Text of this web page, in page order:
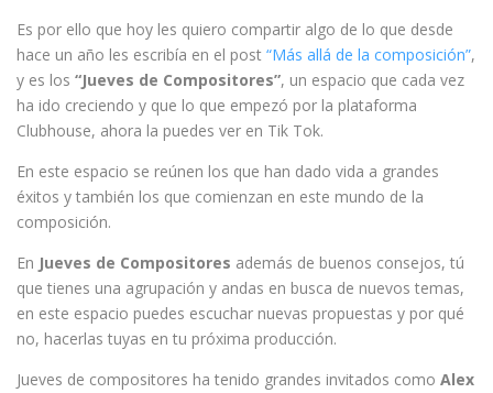
Es por ello que hoy les quiero compartir algo de lo que desde
hace un año les escribía en el post “Más allá de la composición”,
y es los “Jueves de Compositores”, un espacio que cada vez
ha ido creciendo y que lo que empezó por la plataforma
Clubhouse, ahora la puedes ver en Tik Tok.
En este espacio se reúnen los que han dado vida a grandes
éxitos y también los que comienzan en este mundo de la
composición.
En Jueves de Compositores además de buenos consejos, tú
que tienes una agrupación y andas en busca de nuevos temas,
en este espacio puedes escuchar nuevas propuestas y por qué
no, hacerlas tuyas en tu próxima producción.
Jueves de compositores ha tenido grandes invitados como Alex